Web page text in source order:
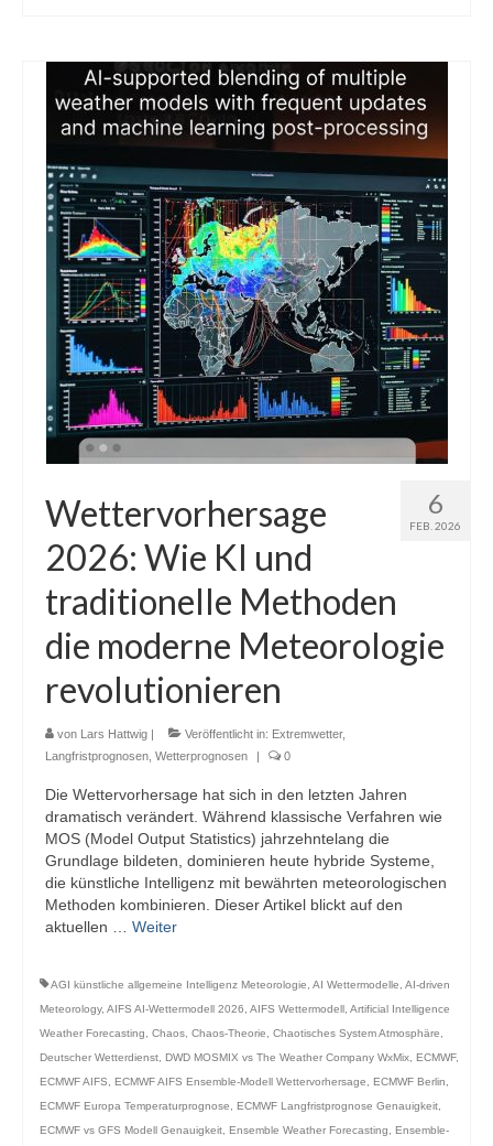
6
FEB. 2026
Wettervorhersage
2026: Wie KI und
traditionelle Methoden
die moderne Meteorologie
revolutionieren
von Lars Hattwig | Veröffentlicht in: Extremwetter,
Langfristprognosen Wetterprognosen | 0
Die Wettervorhersage hat sich in den letzten Jahren
dramatisch verändert. Während klassische Verfahren wie
MOS (Model Output Statistics) jahrzehntelang die
Grundlage bildeten, dominieren heute hybride Systeme,
die künstliche Intelligenz mit bewährten meteorologischen
Methoden kombinieren. Dieser Artikel blickt auf den
aktuellen … Weiter
AGI künstliche allgemeine Intelligenz Meteorologie AI Wettermodelle AI-driven
Meteorology, AIFS AI-Wettermodell 2026 AIFS Wettermodell Artificial Intelligence
Weather Forecasting
Chaos Chaos-Theorie Chaotisches System Atmosphäre
Deutscher Wetterdienst DWD MOSMIX vs The Weather Company WxMix ECMWF,
ECMWF AIFS
ECMWF AIFS Ensemble-Modell Wettervorhersage ECMWF Berlin
ECMWF Europa Temperaturprognose
ECMWF Langfristprognose Genauigkeit
ECMWF vs GFS Modell Genauigkeit Ensemble Weather Forecasting Ensemble-